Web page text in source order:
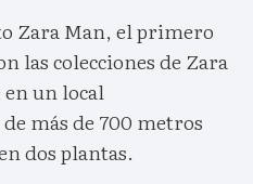
Zara Man, el primero
las colecciones de Zara
en un local
más de 700 metros
dos plantas.